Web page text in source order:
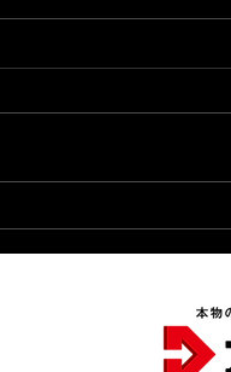
2026.8.7★